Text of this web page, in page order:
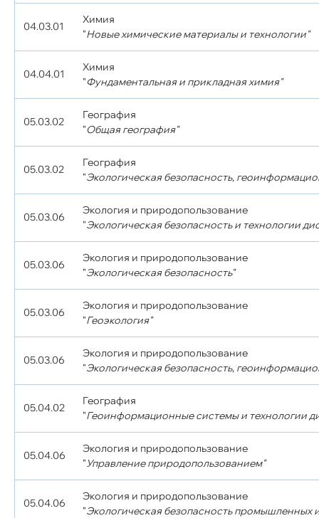
04.03.01
Химия
"Новые химические материалы и технологии"
04.04.01
Химия
"Фундаментальная и прикладная химия"
05.03.02
География
"Общая география"
05.03.02
География
"Экологическая безопасность,
05.03.06
Экология и природопользование
"Экологическая безопасность и технологии
05.03.06
Экология и природопользование
"Экологическая безопасность"
05.03.06
Экология и природопользование
"Геоэкология"
05.03.06
Экология и природопользование
"Экологическая безопасность,
05.04.02
География
"Геоинформационные системы и технологии
05.04.06
Экология и природопользование
"Управление природопользованием"
05.04.06
Экология и природопользование
"Экологическая безопасность промышленных